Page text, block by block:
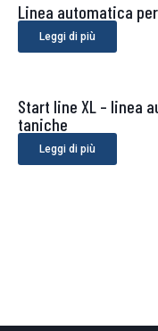
Linea automatica
Leggi di più
Start line XL – linea
taniche
Leggi di più